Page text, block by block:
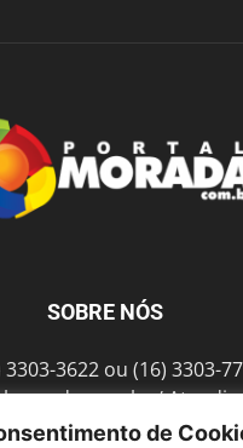
de
SOBRE NÓS
3622 ou (16) 3303-
/
/ Endereço: Av. Bento